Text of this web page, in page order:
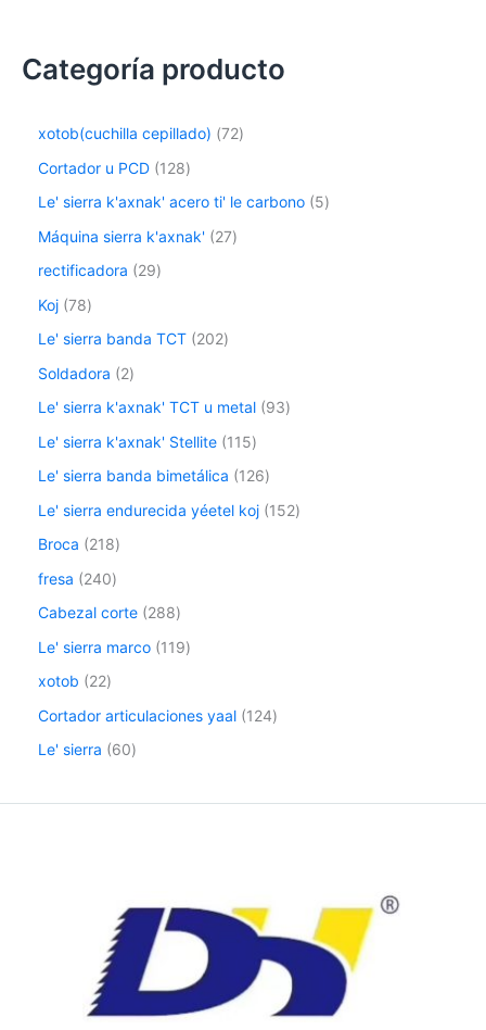
Categoría producto
xotob(cuchilla cepillado) 72
Cortador u PCD 128
Le' sierra k'axnak' acero ti' le carbono 5
Máquina sierra k'axnak'
27
rectificadora
29
Koj 78
Le' sierra banda TCT 202
Soldadora
2
Le' sierra k'axnak' TCT u metal 93
Le' sierra k'axnak' Stellite 115
Le' sierra banda bimetálica
126
Le' sierra endurecida yéetel koj 152
Broca
218
fresa
240
Cabezal corte 288
Le' sierra marco 119
xotob
22
Cortador articulaciones yaal 124
Le' sierra
60